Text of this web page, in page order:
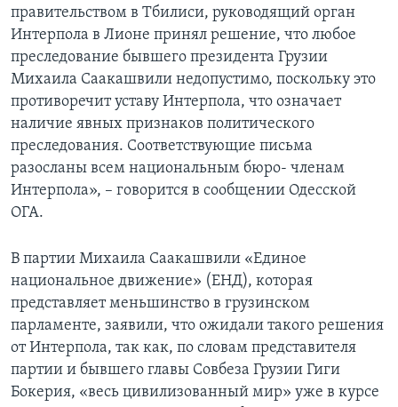
правительством в Тбилиси, руководящий орган
Интерпола в Лионе принял решение, что любое
преследование бывшего президента Грузии
Михаила Саакашвили недопустимо, поскольку это
противоречит уставу Интерпола, что означает
наличие явных признаков политического
преследования. Соответствующие письма
разосланы всем национальным бюро- членам
Интерпола», – говорится в сообщении Одесской
ОГА.
В партии Михаила Саакашвили «Единое
национальное движение» (ЕНД), которая
представляет меньшинство в грузинском
парламенте, заявили, что ожидали такого решения
от Интерпола, так как, по словам представителя
партии и бывшего главы Совбеза Грузии Гиги
Бокерия, «весь цивилизованный мир» уже в курсе